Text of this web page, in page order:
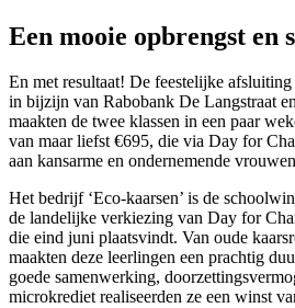
Een mooie opbrengst en
En met resultaat! De feestelijke
in bijzijn van Rabobank De Langstraat
maakten de twee klassen in een paar
van maar liefst €695, die via Day for
aan kansarme en ondernemende
Het bedrijf ‘Eco-kaarsen’ is de
de landelijke verkiezing van Day for
die eind juni plaatsvindt. Van oude
maakten deze leerlingen een prachtig
goede samenwerking,
microkrediet realiseerden ze een winst